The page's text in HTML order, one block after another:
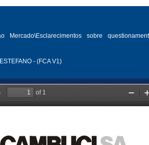
Mercado\Esclarecimentos sobre
- (FCA V1)